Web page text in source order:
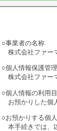
○事業者の名称
株式会社ファー
○個人情報保護管
株式会社ファ
○個人情報の利用
お預かりした個
○お預かりする個
本手続きでは、